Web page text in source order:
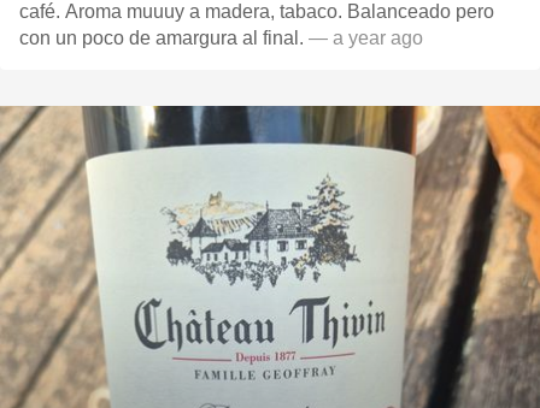
café. Aroma muuuy a madera, tabaco. Balanceado pero
con un poco de amargura al final. — a year ago